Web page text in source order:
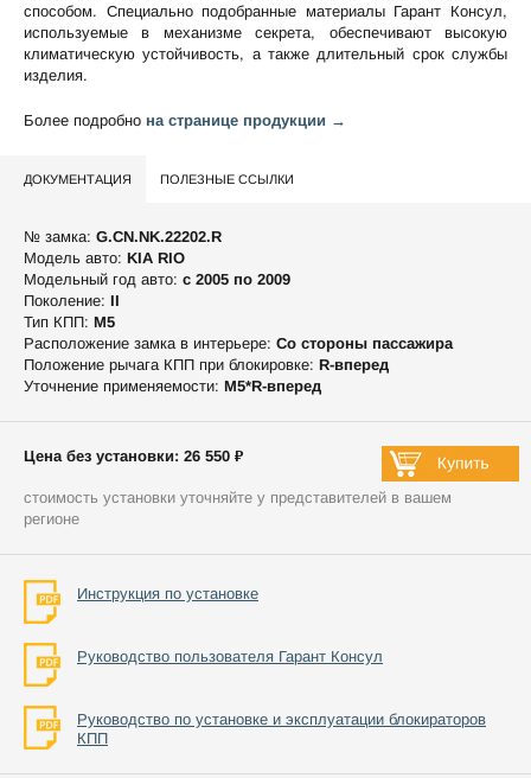
способом. Специально подобранные материалы Гарант Консул,
используемые в механизме секрета, обеспечивают высокую
климатическую устойчивость, а также длительный срок службы
изделия.
Более подробно на странице продукции →
ДОКУМЕНТАЦИЯ ПОЛЕЗНЫЕ ССЫЛКИ
№ замка: G.CN.NK.22202.R
Модель авто: KIA RIO
Модельный год авто: c 2005 по 2009
Поколение: II
Тип КПП: М5
Расположение замка в интерьере: Со стороны пассажира
Положение рычага КПП при блокировке: R-вперед
Уточнение применяемости: М5*R-вперед
Цена без установки: 26 550 ₽
стоимость установки уточняйте у представителей в вашем
регионе
Инструкция по установке
Руководство пользователя Гарант Консул
Руководство по установке и эксплуатации блокираторов
КПП